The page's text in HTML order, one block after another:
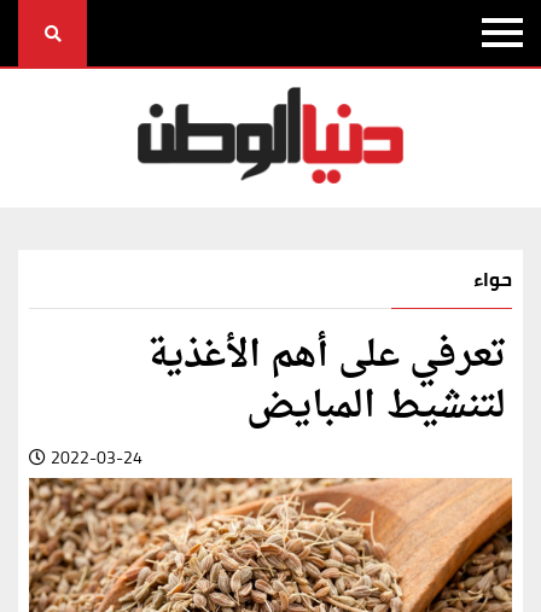
حواء
تعرفي على أهم الأغذية
لتنشيط المبايض
2022-03-24